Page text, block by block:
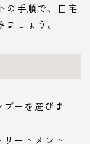
の手順で、自宅
しょう。
ーを選びま
ートメント